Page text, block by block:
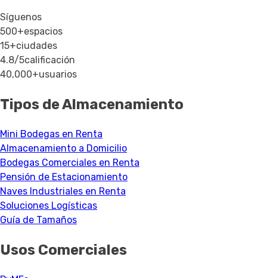
Síguenos
500+espacios
15+ciudades
4.8/5calificación
40,000+usuarios
Tipos de Almacenamiento
Mini Bodegas en Renta
Almacenamiento a Domicilio
Bodegas Comerciales en Renta
Pensión de Estacionamiento
Naves Industriales en Renta
Soluciones Logísticas
Guía de Tamaños
Usos Comerciales